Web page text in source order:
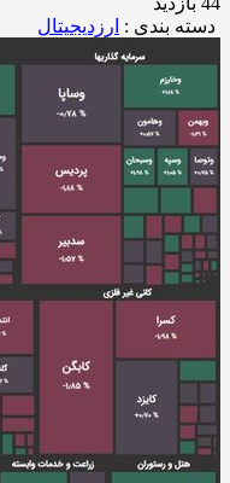
دسته بندی : ارزدیجیتال